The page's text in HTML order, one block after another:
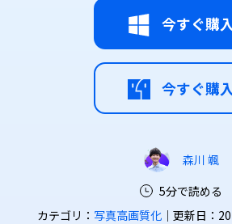
今すぐ購入
今すぐ購入
森川 颯
5分で読める
カテゴリ： 写真高画質化｜更新日：